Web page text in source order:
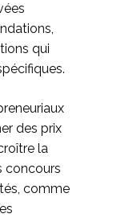
qui
des prix
la
concours
comme